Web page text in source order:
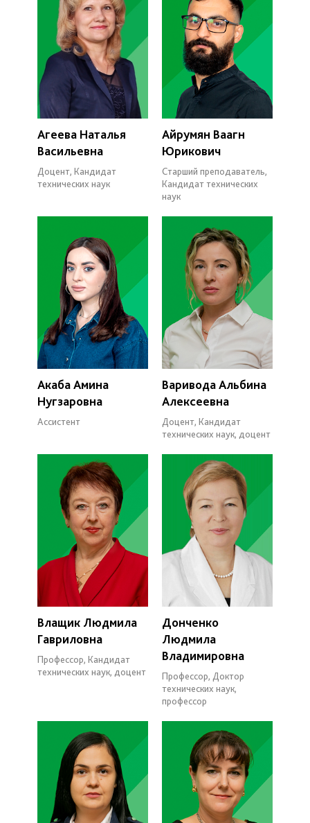
Агеева Наталья
Васильевна
Доцент, Кандидат
технических наук
Айрумян Ваагн
Юрикович
Старший преподаватель,
Кандидат технических
наук
Акаба Амина
Нугзаровна
Ассистент
Варивода Альбина
Алексеевна
Доцент, Кандидат
технических наук, доцент
Влащик Людмила
Гавриловна
Профессор, Кандидат
технических наук, доцент
Донченко
Людмила
Владимировна
Профессор, Доктор
технических наук,
профессор